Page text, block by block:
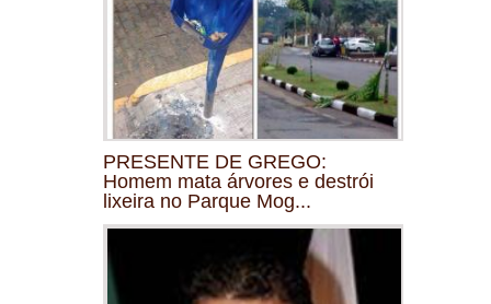
PRESENTE DE GREGO:
Homem mata árvores e destrói
lixeira no Parque Mog...